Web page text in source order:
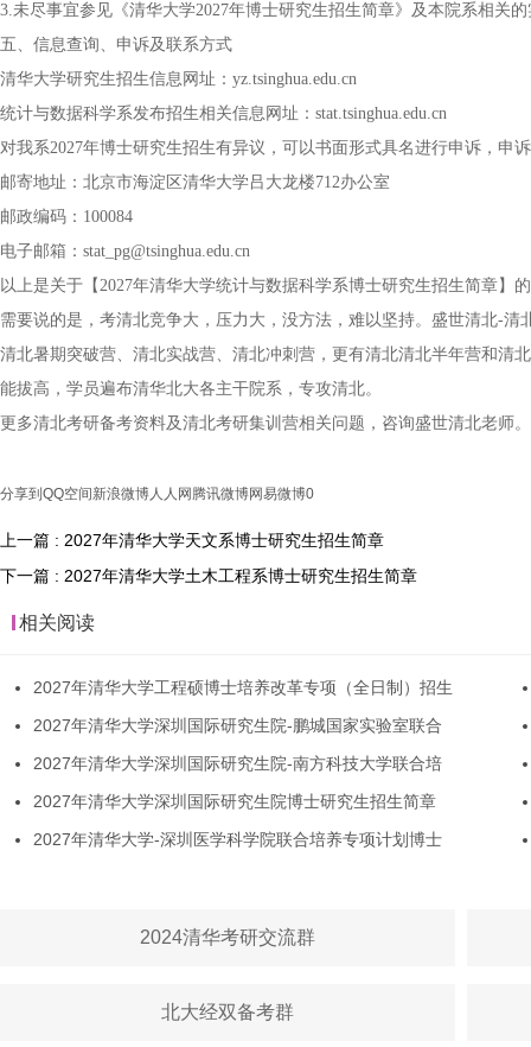
3.未尽事宜参见《清华大学2027年博士研究生招生简章》及本院系相关
五、信息查询、申诉及联系方式
清华大学研究生招生信息网址：yz.tsinghua.edu.cn
统计与数据科学系发布招生相关信息网址：stat.tsinghua.edu.cn
对我系2027年博士研究生招生有异议，可以书面形式具名进行申诉，申
邮寄地址：北京市海淀区清华大学吕大龙楼712办公室
邮政编码：100084
电子邮箱：stat_pg@tsinghua.edu.cn
以上是关于【2027年清华大学统计与数据科学系博士研究生招生简章
需要说的是，考清北竞争大，压力大，没方法，难以坚持。盛世清北-
清北暑期突破营、清北实战营、清北冲刺营，更有清北清北半年营和清
能拔高，学员遍布清华北大各主干院系，专攻清北。
更多清北考研备考资料及清北考研集训营相关问题，咨询盛世清北老师。
分享到 QQ空间 新浪微博人人网 腾讯微博网易微博0
上一篇 : 2027年清华大学天文系博士研究生招生简章
下一篇 : 2027年清华大学土木工程系博士研究生招生简章
相关阅读
2027年清华大学工程硕博士培养改革专项（全日制）招生
2027年清华大学深圳国际研究生院-鹏城国家实验室联合
2027年清华大学深圳国际研究生院-南方科技大学联合培
2027年清华大学深圳国际研究生院博士研究生招生简章
2027年清华大学-深圳医学科学院联合培养专项计划博士
2024清华考研交流群
北大经双备考群